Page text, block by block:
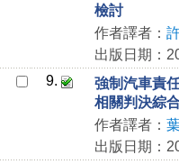
檢討
作者譯者：
出版日期：
9.
強制汽車責
相關判決綜
作者譯者：
出版日期：